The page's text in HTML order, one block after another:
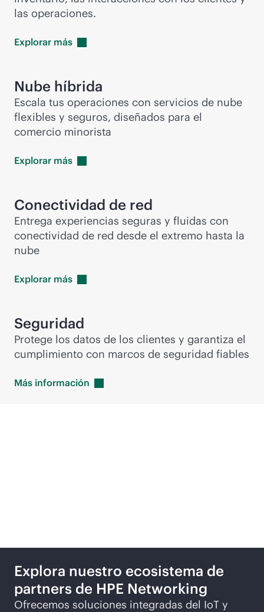
las operaciones.
Explorar más
Nube híbrida
Escala tus operaciones con servicios de nube
flexibles y seguros, diseñados para el
comercio minorista
Explorar más
Conectividad de red
Entrega experiencias seguras y fluidas con
conectividad de red desde el extremo hasta la
nube
Explorar más
Seguridad
Protege los datos de los clientes y garantiza el
cumplimiento con marcos de seguridad fiables
Más información
Explora nuestro ecosistema de
partners de HPE Networking
Ofrecemos soluciones integradas del IoT y